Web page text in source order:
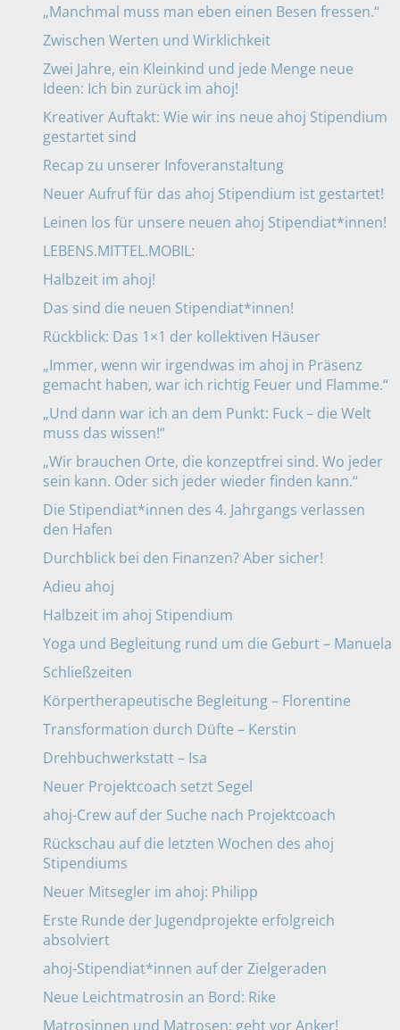
„Manchmal muss man eben einen Besen fressen.“
Zwischen Werten und Wirklichkeit
Zwei Jahre, ein Kleinkind und jede Menge neue
Ideen: Ich bin zurück im ahoj!
Kreativer Auftakt: Wie wir ins neue ahoj Stipendium
gestartet sind
Recap zu unserer Infoveranstaltung
Neuer Aufruf für das ahoj Stipendium ist gestartet!
Leinen los für unsere neuen ahoj Stipendiat*innen!
LEBENS.MITTEL.MOBIL:
Halbzeit im ahoj!
Das sind die neuen Stipendiat*innen!
Rückblick: Das 1×1 der kollektiven Häuser
„Immer, wenn wir irgendwas im ahoj in Präsenz
gemacht haben, war ich richtig Feuer und Flamme.“
„Und dann war ich an dem Punkt: Fuck – die Welt
muss das wissen!“
„Wir brauchen Orte, die konzeptfrei sind. Wo jeder
sein kann. Oder sich jeder wieder finden kann.“
Die Stipendiat*innen des 4. Jahrgangs verlassen
den Hafen
Durchblick bei den Finanzen? Aber sicher!
Adieu ahoj
Halbzeit im ahoj Stipendium
Yoga und Begleitung rund um die Geburt – Manuela
Schließzeiten
Körpertherapeutische Begleitung – Florentine
Transformation durch Düfte – Kerstin
Drehbuchwerkstatt – Isa
Neuer Projektcoach setzt Segel
ahoj-Crew auf der Suche nach Projektcoach
Rückschau auf die letzten Wochen des ahoj
Stipendiums
Neuer Mitsegler im ahoj: Philipp
Erste Runde der Jugendprojekte erfolgreich
absolviert
ahoj-Stipendiat*innen auf der Zielgeraden
Neue Leichtmatrosin an Bord: Rike
Matrosinnen und Matrosen: geht vor Anker!